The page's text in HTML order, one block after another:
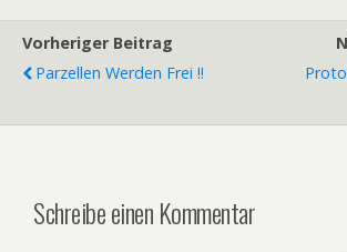
Vorheriger Beitrag
Parzellen Werden Frei !!
Schreibe einen Kommentar